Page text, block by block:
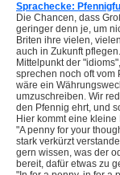
Sprachecke:
Die Chancen, dass
geringer denn je, um
Briten ihre vielen,
auch in Zukunft
Mittelpunkt der
sprechen noch oft vom
wäre ein
umzuschreiben. Wir
den Pfennig ehrt, und
Hier kommt eine
"A penny for your
stark verkürzt
gern wissen, was der
bereit, dafür etwas zu